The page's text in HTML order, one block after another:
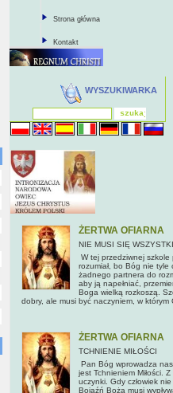
Strona główna
Kontakt
WYSZUKIWARKA
ŻERTWA OFIARNA
NIE MUSI SIĘ
W tej przedziwnej szkole
rozumiał, bo Bóg nie tyle
żadnego partnera do
aby ją napełniać,
Boga wielką rozkoszą.
dobry, ale musi być naczyniem, w
ŻERTWA OFIARNA
TCHNIENIE MIŁOŚCI
Pan Bóg wprowadza
jest Tchnieniem Miłości.
uczynki. Gdy człowiek
Bojaźń Boża musi